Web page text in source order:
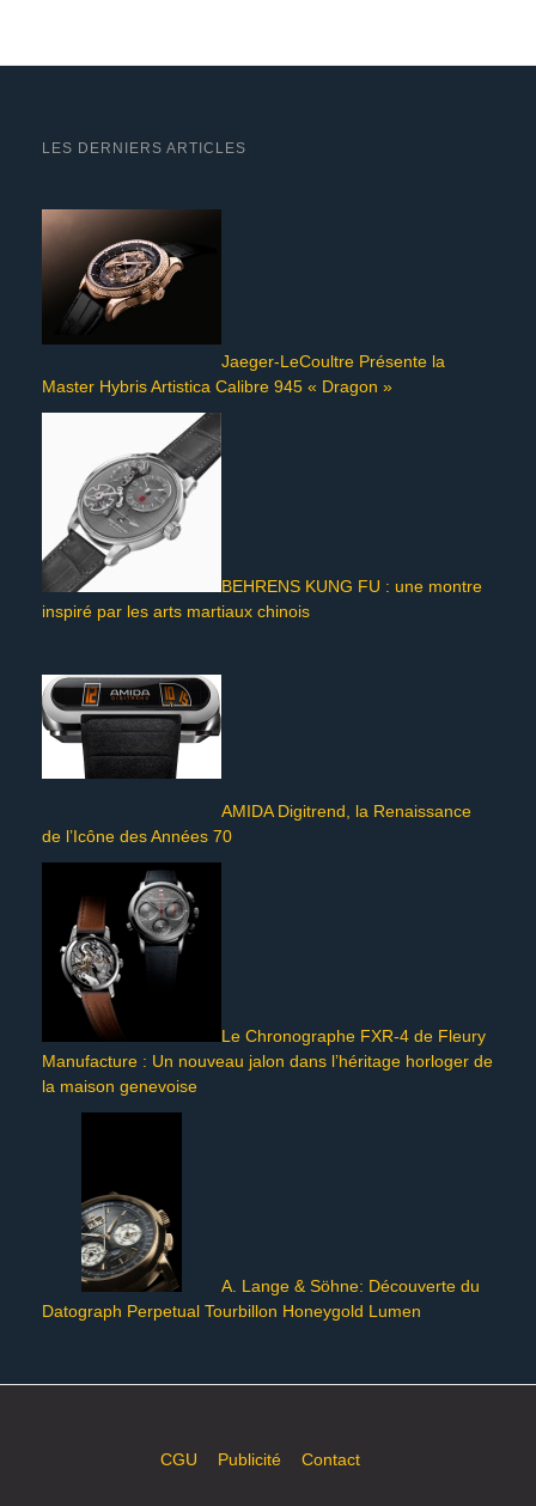
LES DERNIERS ARTICLES
Jaeger-LeCoultre Présente la
Master Hybris Artistica Calibre 945 « Dragon »
BEHRENS KUNG FU : une montre
inspiré par les arts martiaux chinois
AMIDA Digitrend, la Renaissance
de l’Icône des Années 70
Le Chronographe FXR-4 de Fleury
Manufacture : Un nouveau jalon dans l’héritage horloger de
la maison genevoise
A. Lange & Söhne: Découverte du
Datograph Perpetual Tourbillon Honeygold Lumen
CGU Publicité Contact